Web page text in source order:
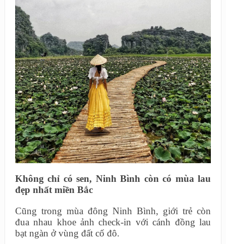
Không chỉ có sen, Ninh Bình còn có mùa lau
đẹp nhất miền Bắc
Cũng trong mùa đông Ninh Bình, giới trẻ còn
đua nhau khoe ảnh check-in với cánh đồng lau
bạt ngàn ở vùng đất cố đô.